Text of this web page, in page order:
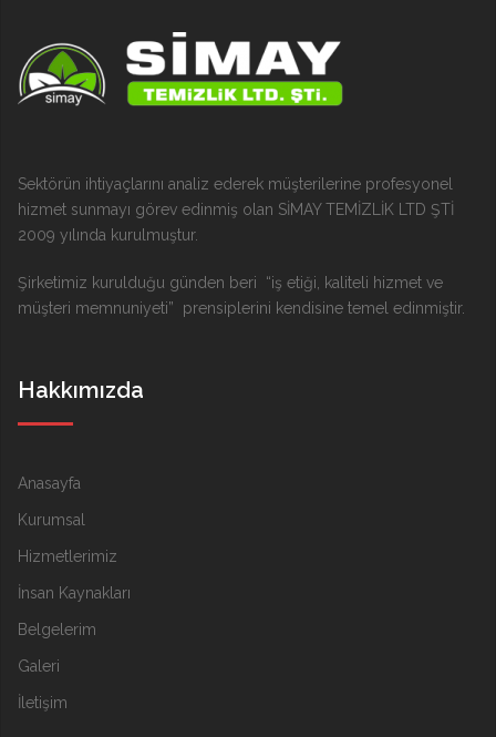
Sektörün ihtiyaçlarını analiz ederek müşterilerine profesyonel
hizmet sunmayı görev edinmiş olan SİMAY TEMİZLİK LTD ŞTİ
2009 yılında kurulmuştur.
Şirketimiz kurulduğu günden beri “iş etiği, kaliteli hizmet ve
müşteri memnuniyeti” prensiplerini kendisine temel edinmiştir.
Hakkımızda
Anasayfa
Kurumsal
Hizmetlerimiz
İnsan Kaynakları
Belgelerim
Galeri
İletişim